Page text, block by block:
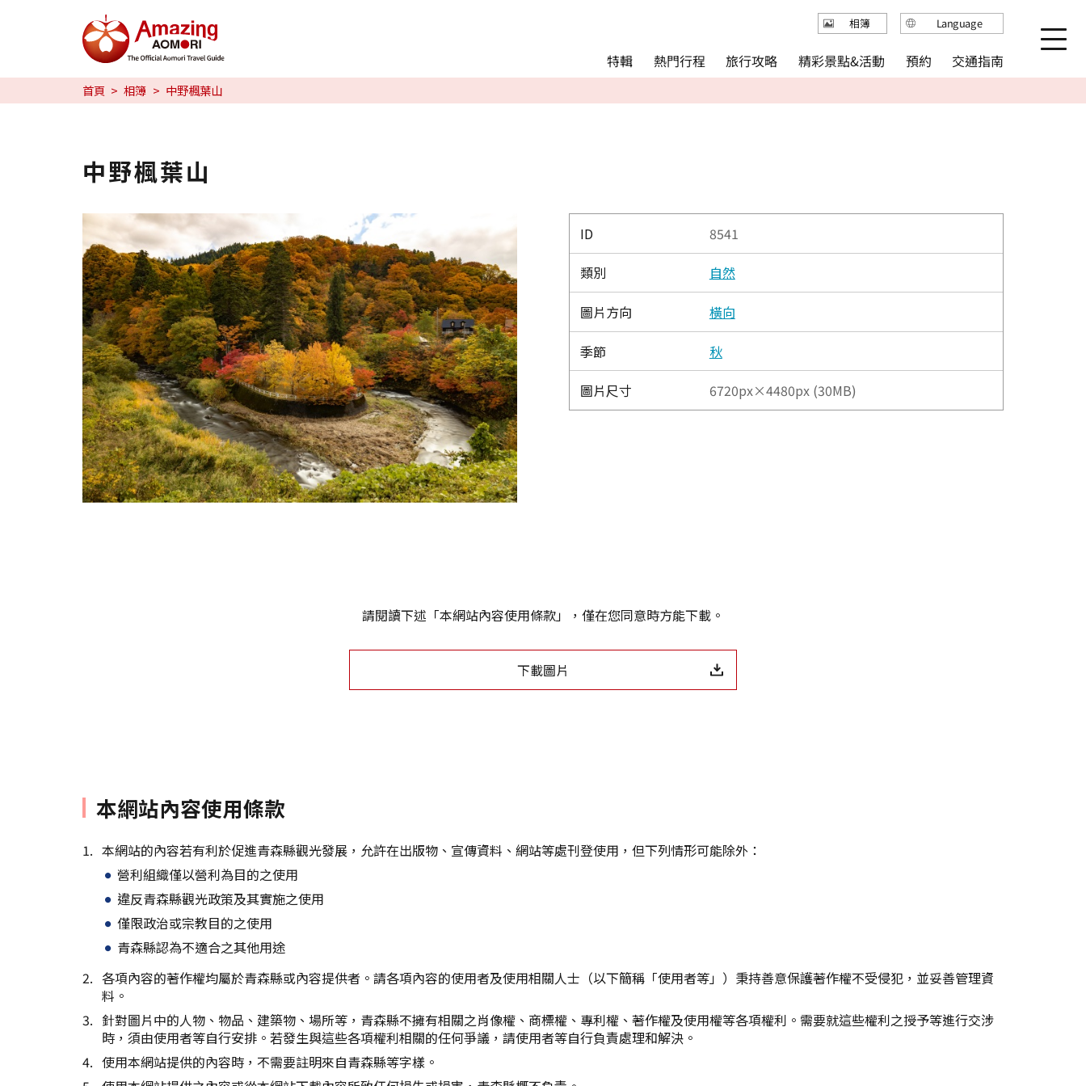
特輯
熱門行程
旅行攻略
精彩景點&活動
简体中文
한국어
首頁 相簿 中野楓葉山
中野楓葉山
ID 8541
類別 自然
圖片方向 橫向
季節 秋
圖片尺寸 6720px×4480px (30MB)
請閱讀下述「本網站內容使用條款」，僅在您同意時方能下載。
下載圖片
本網站內容使用條款
本網站的內容若有利於促進青森縣觀光發展，允許在出版物、宣傳資料、網站等處刊登使用，但下列情形可能除外：
營利組織僅以營利為目的之使用
違反青森縣觀光政策及其實施之使用
僅限政治或宗教目的之使用
青森縣認為不適合之其他用途
各項內容的著作權均屬於青森縣或內容提供者。請各項內容的使用者及使用相關人士（以下簡稱「使用者等」）秉持善意保護著作權不受侵犯，並妥善管理資
料。
針對圖片中的人物、物品、建築物、場所等，青森縣不擁有相關之肖像權、商標權、專利權、著作權及使用權等各項權利。需要就這些權利之授予等進行交涉
時，須由使用者等自行安排。若發生與這些各項權利相關的任何爭議，請使用者等自行負責處理和解決。
使用本網站提供的內容時，不需要註明來自青森縣等字樣。
特輯 熱門行程 旅行攻略 精彩景點&活動 預約 交通指南
相簿 Language
English
简体中文